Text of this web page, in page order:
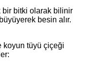
bir bitki olarak bilinir
besin alır.
koyun tüyü çiçeği